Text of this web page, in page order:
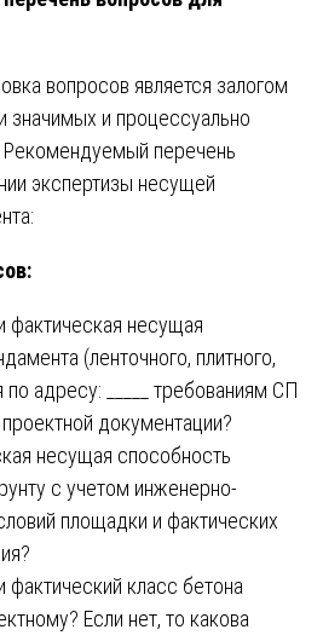
вопросов является залогом
значимых и процессуально
Рекомендуемый перечень
экспертизы несущей
фактическая несущая
(ленточного, плитного,
по адресу: _____ требованиям СП
документации?
несущая способность
с учетом инженерно-
площадки и фактических
фактический класс бетона
Если нет, то какова